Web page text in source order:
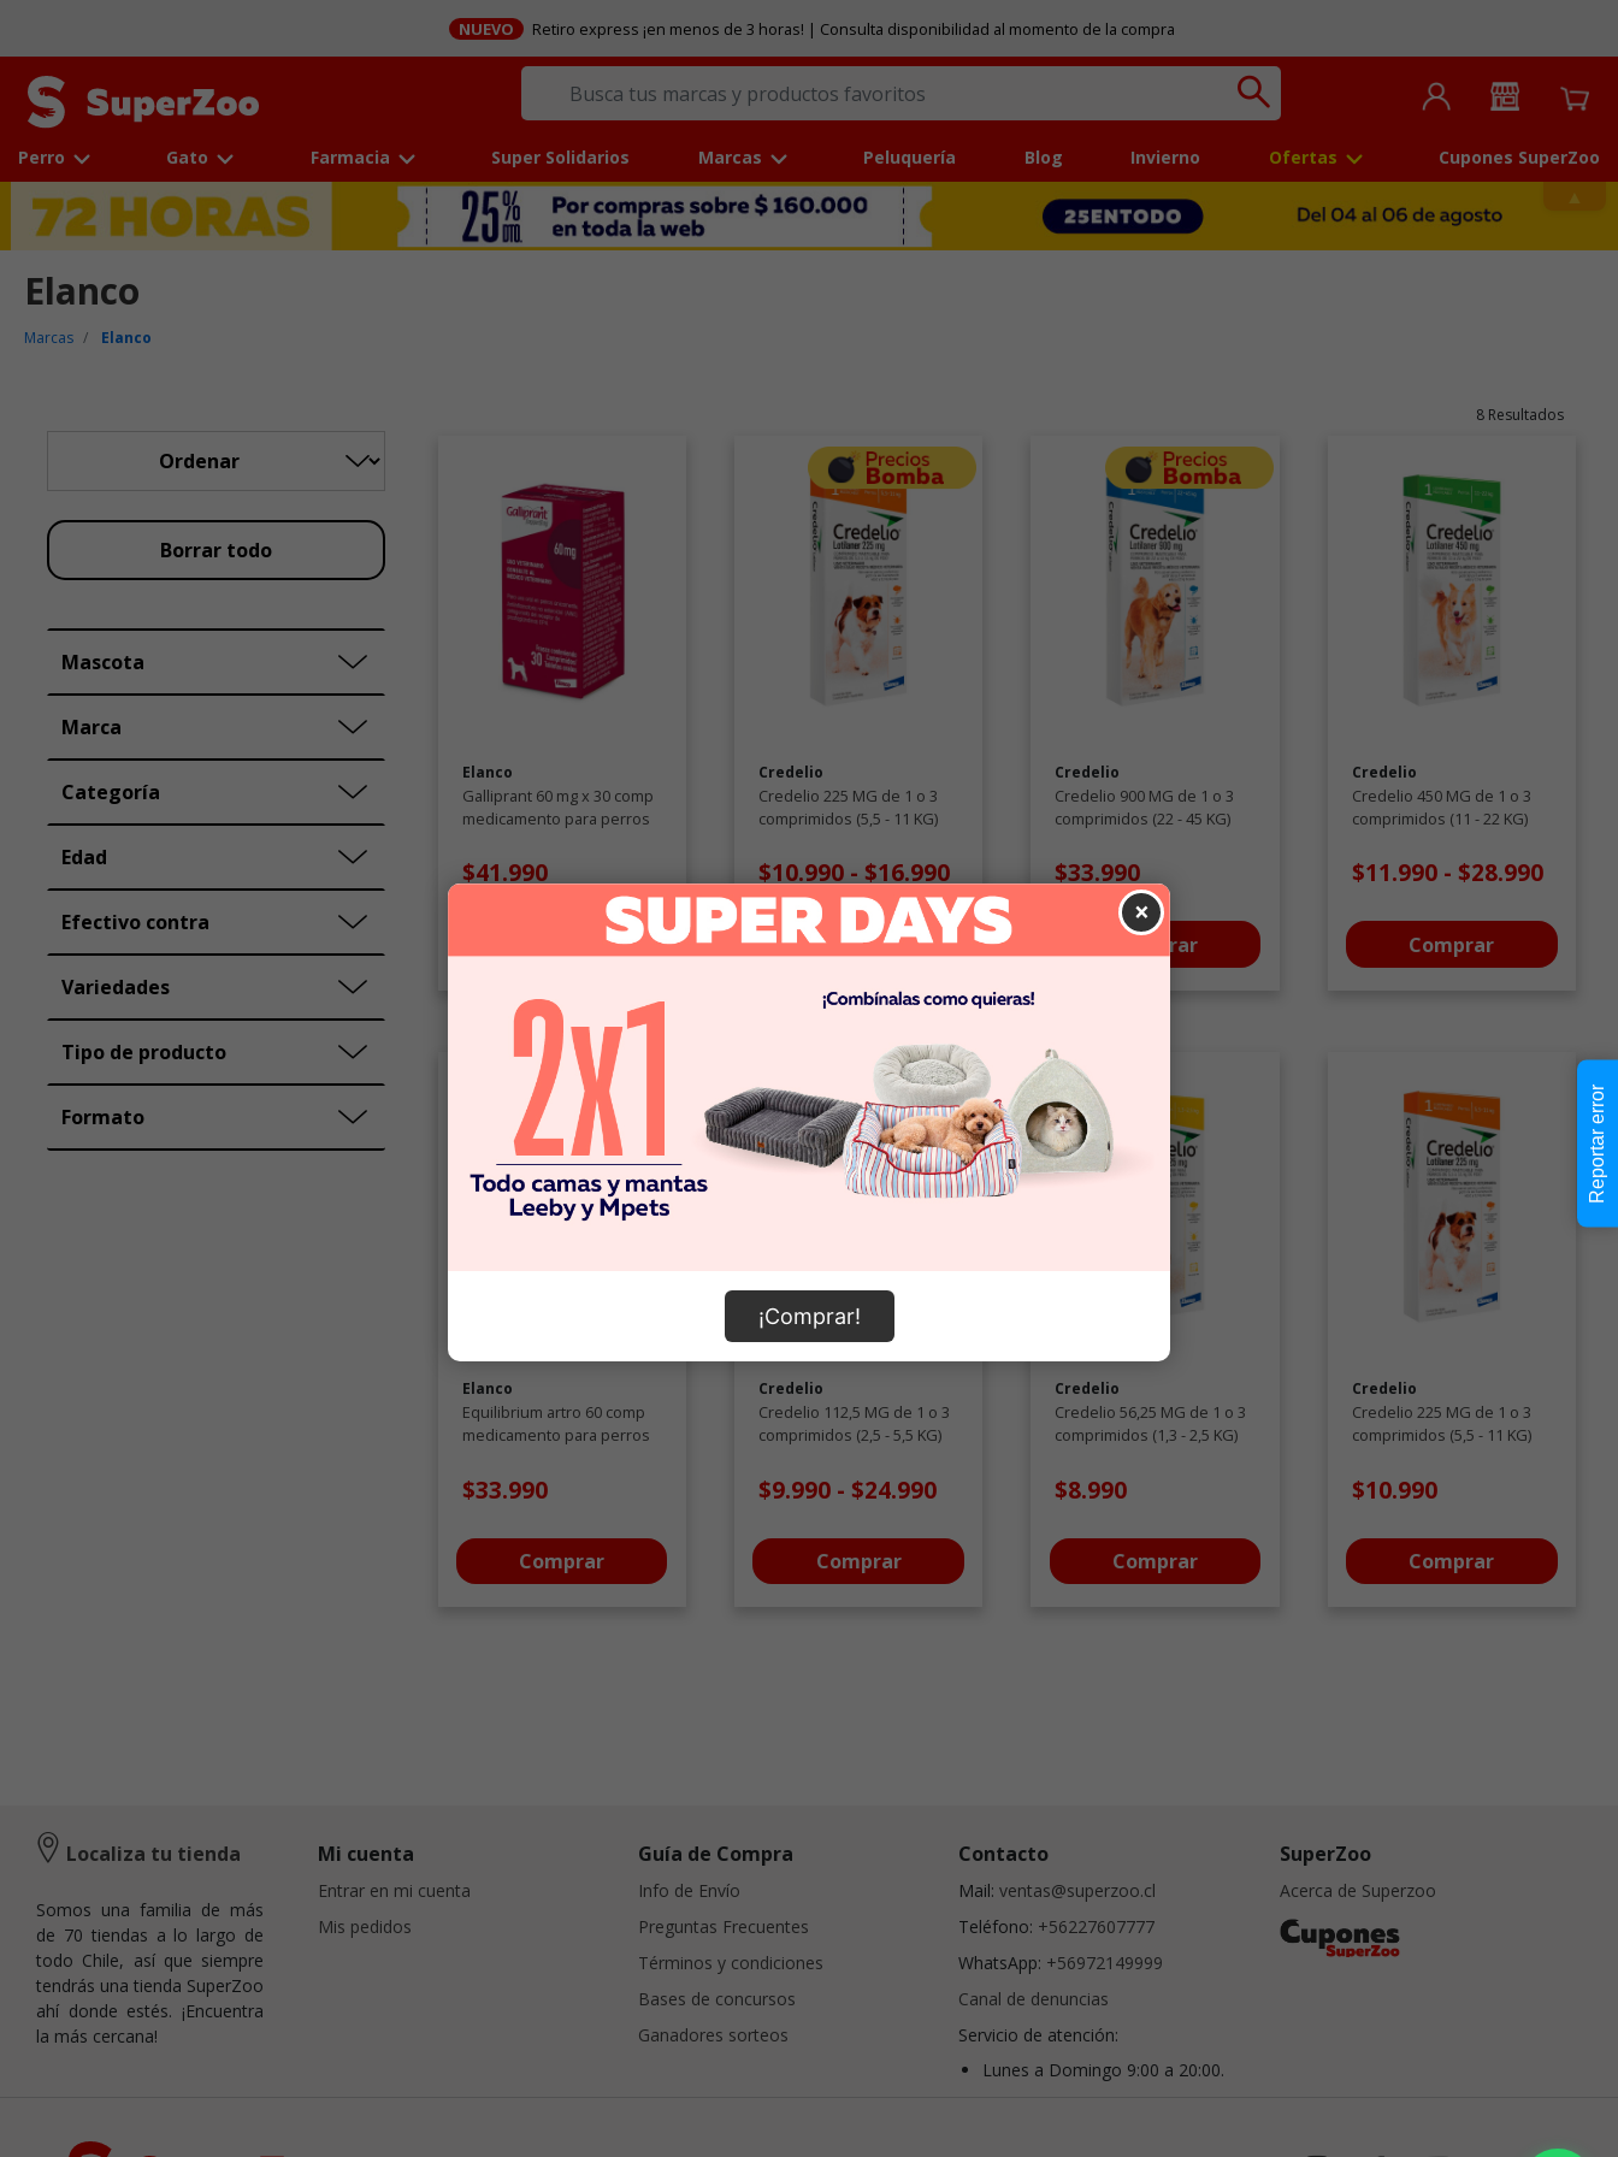
NUEVO Retiro express ¡en menos de 3 horas! | Consulta disponibilidad al momento de la compra
Perro Gato Farmacia Super Solidarios Marcas Peluquería Blog Invierno Ofertas Cupones SuperZoo
×
¡Comprar!
Elanco
Marcas Elanco
8 Resultados
Borrar todo
Mascota
Marca
Categoría
Edad
Efectivo contra
Variedades
Tipo de producto
Formato
Elanco
Galliprant 60 mg x 30 comp
medicamento para perros
$41.990
Credelio
Credelio 225 MG de 1 o 3
comprimidos (5,5 - 11 KG)
$10.990 - $16.990
Comprar
Credelio
Credelio 900 MG de 1 o 3
comprimidos (22 - 45 KG)
$33.990
Comprar
Credelio
Credelio 450 MG de 1 o 3
comprimidos (11 - 22 KG)
$11.990 - $28.990
Comprar
Elanco
Equilibrium artro 60 comp
medicamento para perros
$33.990
Comprar
Credelio
Credelio 112,5 MG de 1 o 3
comprimidos (2,5 - 5,5 KG)
$9.990 - $24.990
Comprar
Credelio
Credelio 56,25 MG de 1 o 3
comprimidos (1,3 - 2,5 KG)
$8.990
Comprar
Credelio
Credelio 225 MG de 1 o 3
comprimidos (5,5 - 11 KG)
$10.990
Comprar
Localiza tu tienda
Somos una familia de más
de 70 tiendas a lo largo de
todo Chile, así que siempre
tendrás una tienda SuperZoo
ahí donde estés. ¡Encuentra
la más cercana!
Mi cuenta
Entrar en mi cuenta
Mis pedidos
Guía de Compra
Info de Envío
Preguntas Frecuentes
Términos y condiciones
Bases de concursos
Ganadores sorteos
Contacto
Mail: ventas@superzoo.cl
Teléfono: +56227607777
WhatsApp: +56972149999
Canal de denuncias
Servicio de atención:
Lunes a Domingo 9:00 a 20:00.
SuperZoo
Acerca de Superzoo
Reportar error